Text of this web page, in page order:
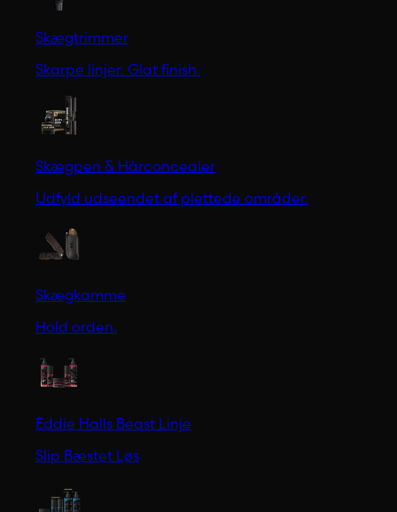
Skægtrimmer
Skarpe linjer. Glat finish.
Skægpen & Hårconcealer
Udfyld udseendet af plettede områder.
Skægkamme
Hold orden.
Eddie Halls Beast Linje
Slip Bæstet Løs